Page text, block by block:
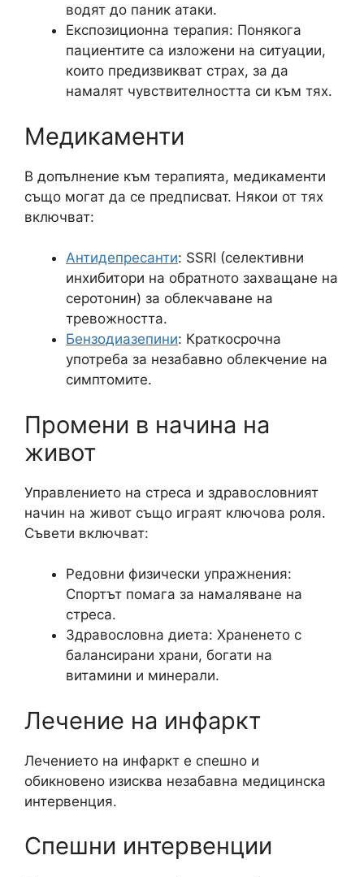
водят до паник атаки.
Експозиционна терапия: Понякога
пациентите са изложени на ситуации,
които предизвикват страх, за да
намалят чувствителността си към тях.
Медикаменти
В допълнение към терапията, медикаменти
също могат да се предписват. Някои от тях
включват:
Антидепресанти: SSRI (селективни
инхибитори на обратното захващане на
серотонин) за облекчаване на
тревожността.
Бензодиазепини: Краткосрочна
употреба за незабавно облекчение на
симптомите.
Промени в начина на
живот
Управлението на стреса и здравословният
начин на живот също играят ключова роля.
Съвети включват:
Редовни физически упражнения:
Спортът помага за намаляване на
стреса.
Здравословна диета: Храненето с
балансирани храни, богати на
витамини и минерали.
Лечение на инфаркт
Лечението на инфаркт е спешно и
обикновено изисква незабавна медицинска
интервенция.
Спешни интервенции